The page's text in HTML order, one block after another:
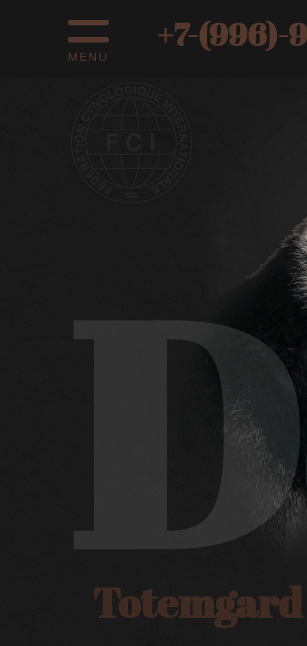
MENU
+7-(996)-